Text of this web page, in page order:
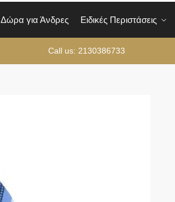
Δώρα για Άνδρες Ειδικές Περιστάσεις
Call us: 2130386733